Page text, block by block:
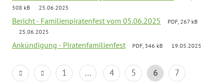
508 kB
25.06.2025
Bericht - Familienpiratenfest vom 05.06.2025
PDF, 267 kB
25.06.2025
Ankündigung - Piratenfamilienfest PDF, 346 kB 19.05.2025
1 ... 4 5 6
7